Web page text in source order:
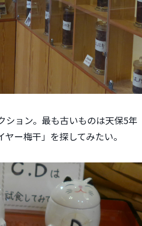
ション。最も古いものは天保5
ー梅干」を探してみたい。